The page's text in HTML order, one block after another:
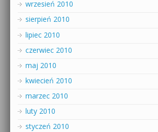
wrzesień 2010
sierpień 2010
lipiec 2010
czerwiec 2010
maj 2010
kwiecień 2010
marzec 2010
luty 2010
styczeń 2010